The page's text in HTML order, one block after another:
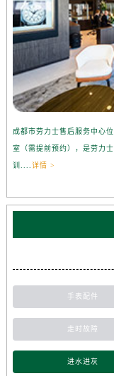
成都市劳力士售后服务中心
室（需提前预约），是劳力
训.... 详情 >
手表配件
走时故障
进水进灰